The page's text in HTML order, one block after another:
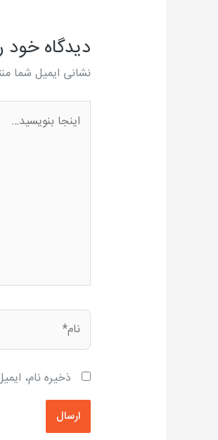
دیدگاه‌ خود
نشانی ایمیل شما
بنویسید…
نام*
ذخیره نام،